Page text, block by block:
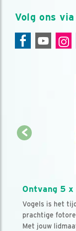
Volg ons
Ontvang 5
Vogels is het
prachtige
Met jouw